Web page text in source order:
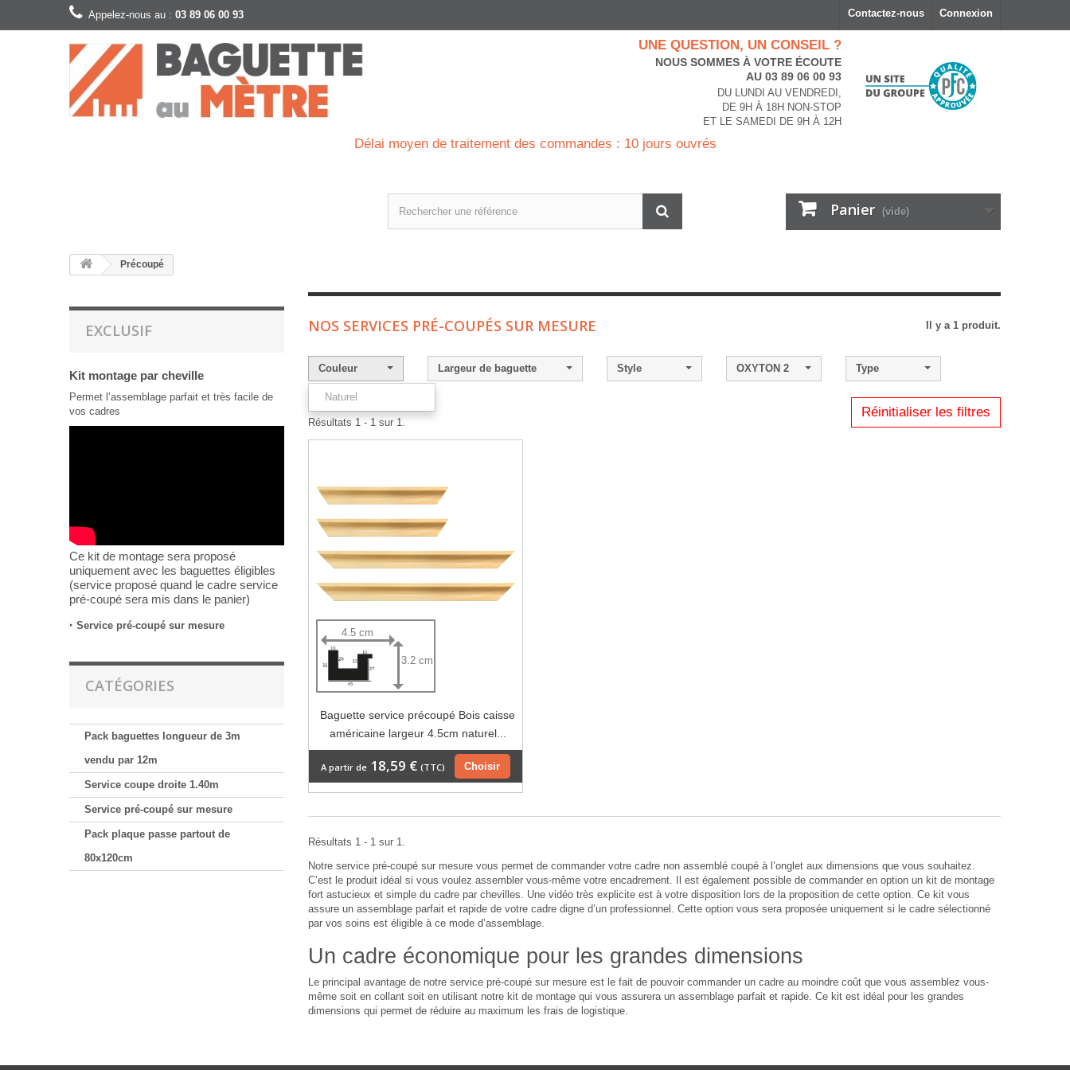
Connexion
Contactez-nous
Appelez-nous au : 03 89 06 00 93
UNE QUESTION, UN CONSEIL ?
NOUS SOMMES À VOTRE ÉCOUTE
AU 03 89 06 00 93
DU LUNDI AU VENDREDI,
DE 9H À 18H NON-STOP
ET LE SAMEDI DE 9H À 12H
Délai moyen de traitement des commandes : 10 jours ouvrés
Panier (vide)
Précoupé
EXCLUSIF
Kit montage par cheville
Permet l’assemblage parfait et très facile de
vos cadres
Ce kit de montage sera proposé
uniquement avec les baguettes éligibles
(service proposé quand le cadre service
pré-coupé sera mis dans le panier)
‣ Service pré-coupé sur mesure
CATÉGORIES
Pack baguettes longueur de 3m
vendu par 12m
Service coupe droite 1.40m
Service pré-coupé sur mesure
Pack plaque passe partout de
80x120cm
NOS SERVICES PRÉ-COUPÉS SUR MESURE Il y a 1 produit.
Couleur
Naturel
Largeur de baguette Style OXYTON 2 Type
Réinitialiser les filtres
Résultats 1 - 1 sur 1.
4.5 cm
3.2 cm
Baguette service précoupé Bois caisse
américaine largeur 4.5cm naturel...
Choisir
A partir de 18,59 € (TTC)
Résultats 1 - 1 sur 1.
Notre service pré-coupé sur mesure vous permet de commander votre cadre non assemblé coupé à l’onglet aux dimensions que vous souhaitez.
C’est le produit idéal si vous voulez assembler vous-même votre encadrement. Il est également possible de commander en option un kit de montage
fort astucieux et simple du cadre par chevilles. Une vidéo très explicite est à votre disposition lors de la proposition de cette option. Ce kit vous
assure un assemblage parfait et rapide de votre cadre digne d’un professionnel. Cette option vous sera proposée uniquement si le cadre sélectionné
par vos soins est éligible à ce mode d’assemblage.
Un cadre économique pour les grandes dimensions
Le principal avantage de notre service pré-coupé sur mesure est le fait de pouvoir commander un cadre au moindre coût que vous assemblez vous-
même soit en collant soit en utilisant notre kit de montage qui vous assurera un assemblage parfait et rapide. Ce kit est idéal pour les grandes
dimensions qui permet de réduire au maximum les frais de logistique.